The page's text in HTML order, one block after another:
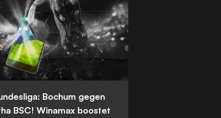
Bochum gegen
BSC! Winamax boostet